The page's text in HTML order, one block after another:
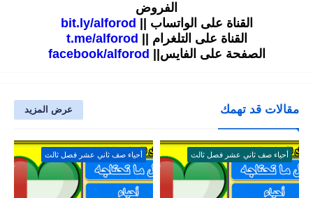
الفروض
القناة على الواتساب ||
bit.ly/alforod
القناة على التلغرام ||
t.me/alforod
الصفحة على الفايس||
facebook/alforod
مقالات قد تهمك عرض المزيد
أحياء صف ثاني عشر فصل ثالث أحياء صف ثاني عشر فصل ثالث